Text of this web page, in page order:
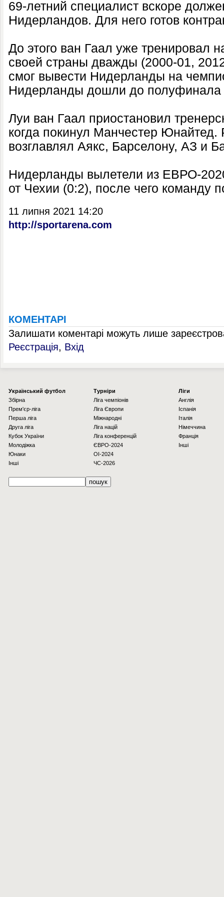
69-летний специалист вскоре
Нидерландов. Для него готов
До этого ван Гаал уже тренировал
своей страны дважды (2000-01,
смог вывести Нидерланды на
Нидерланды дошли до полуфинала
Луи ван Гаал приостановил
когда покинул Манчестер Юнайтед.
возглавлял Аякс, Барселону, АЗ и
Нидерланды вылетели из ЕВРО-
от Чехии (0:2), после чего команду
11 липня 2021 14:20
http://sportarena.com
КОМЕНТАРІ
Залишати коментарі можуть лише
Реєстрація, Вхід
Українcький футбол
Збірна
Прем'єр-ліга
Перша ліга
Друга ліга
Кубок України
Молодіжка
Юнаки
Інші
Турніри
Ліга чемпіонів
Ліга Європи
Міжнародні
Ліга націй
Ліга конференцій
ЄВРО-2024
OI-2024
ЧС-2026
Ліги
Англія
Іспанія
Італія
Німеччина
Франція
Інші